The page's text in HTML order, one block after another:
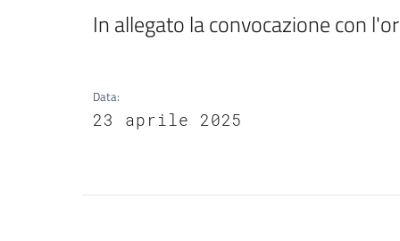
In allegato la convocazione con
Data:
23 aprile 2025